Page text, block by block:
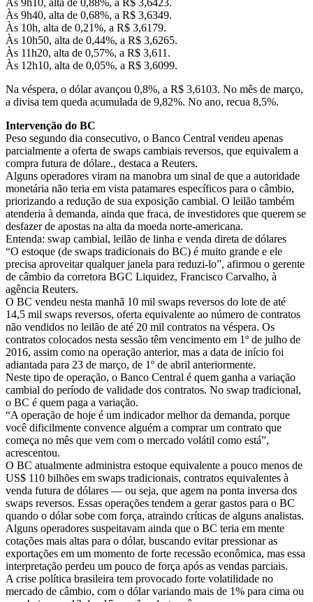
Às 9h40, alta de 0,68%, a R$ 3,6349.
Às 10h, alta de 0,21%, a R$ 3,6179.
Às 10h50, alta de 0,44%, a R$ 3,6265.
Às 11h20, alta de 0,57%, a R$ 3,611.
Às 12h10, alta de 0,05%, a R$ 3,6099.
Na véspera, o dólar avançou 0,8%, a R$ 3,6103. No mês de março,
a divisa tem queda acumulada de 9,82%. No ano, recua 8,5%.
Intervenção do BC
Peso segundo dia consecutivo, o Banco Central vendeu apenas
parcialmente a oferta de swaps cambiais reversos, que equivalem a
compra futura de dólare., destaca a Reuters.
Alguns operadores viram na manobra um sinal de que a autoridade
monetária não teria em vista patamares específicos para o câmbio,
priorizando a redução de sua exposição cambial. O leilão também
atenderia à demanda, ainda que fraca, de investidores que querem se
desfazer de apostas na alta da moeda norte-americana.
Entenda: swap cambial, leilão de linha e venda direta de dólares
“O estoque (de swaps tradicionais do BC) é muito grande e ele
precisa aproveitar qualquer janela para reduzi-lo”, afirmou o gerente
de câmbio da corretora BGC Liquidez, Francisco Carvalho, à
agência Reuters.
O BC vendeu nesta manhã 10 mil swaps reversos do lote de até
14,5 mil swaps reversos, oferta equivalente ao número de contratos
não vendidos no leilão de até 20 mil contratos na véspera. Os
contratos colocados nesta sessão têm vencimento em 1º de julho de
2016, assim como na operação anterior, mas a data de início foi
adiantada para 23 de março, de 1º de abril anteriormente.
Neste tipo de operação, o Banco Central é quem ganha a variação
cambial do período de validade dos contratos. No swap tradicional,
o BC é quem paga a variação.
“A operação de hoje é um indicador melhor da demanda, porque
você dificilmente convence alguém a comprar um contrato que
começa no mês que vem com o mercado volátil como está”,
acrescentou.
O BC atualmente administra estoque equivalente a pouco menos de
US$ 110 bilhões em swaps tradicionais, contratos equivalentes à
venda futura de dólares — ou seja, que agem na ponta inversa dos
swaps reversos. Essas operações tendem a gerar gastos para o BC
quando o dólar sobe com força, atraindo críticas de alguns analistas.
Alguns operadores suspeitavam ainda que o BC teria em mente
cotações mais altas para o dólar, buscando evitar pressionar as
exportações em um momento de forte recessão econômica, mas essa
interpretação perdeu um pouco de força após as vendas parciais.
A crise política brasileira tem provocado forte volatilidade no
mercado de câmbio, com o dólar variando mais de 1% para cima ou